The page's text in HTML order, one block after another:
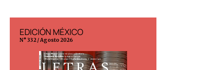
EDICIÓN MÉXICO
N° 332 / Agosto 2026